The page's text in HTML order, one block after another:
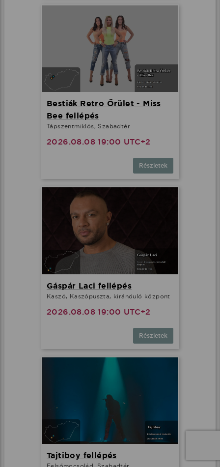
Bestiák Retro Őrület - Miss
Bee fellépés
Tápszentmiklós, Szabadtér
2026.08.08 19:00 UTC+2
Részletek
Gáspár Laci fellépés
Kaszó, Kaszópuszta, kiránduló központ
2026.08.08 19:00 UTC+2
Részletek
Tajtiboy fellépés